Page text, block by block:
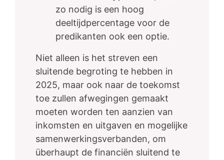
zo nodig is een hoog
deeltijdpercentage voor de
predikanten ook een optie.
Niet alleen is het streven een
sluitende begroting te hebben in
2025, maar ook naar de toekomst
toe zullen afwegingen gemaakt
moeten worden ten aanzien van
inkomsten en uitgaven en mogelijke
samenwerkingsverbanden, om
überhaupt de financiën sluitend te